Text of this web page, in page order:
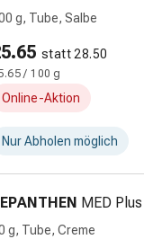
g, Tube, Salbe
statt 28.50
/ 100 g
Online-Aktion
Nur Abholen möglich
MED
g, Tube, Creme